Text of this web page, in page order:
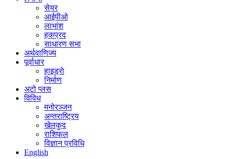
सेयर
आईपीओ
लाभांश
हकप्रद
साधारण सभा
अर्थवाणिज्य
पूर्वाधार
हाइड्राे
निर्माण
अटो प्लस
विविध
मनोरञ्जन
अन्तराष्ट्रिय
खेलकुद
राशिफल
विज्ञान प्रविधि
English